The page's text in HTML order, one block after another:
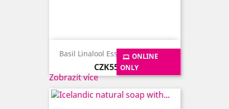
ONLINE
ONLY
Basil Linalool Essential Oil, 10ml
Price
CZK555.00
Zobrazit více